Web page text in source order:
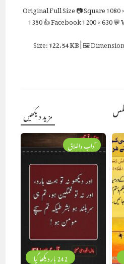
Full Size📷 Square1080
1350👍 Facebook1200 × 630💬
122.54 KB| 🖼
مزید دیکھیں
242 بار دیکھا گیا
آداب واخلاق